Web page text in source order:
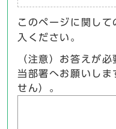
このページに関し
入ください。
（注意）お答えが
当部署へお願いし
せん）。